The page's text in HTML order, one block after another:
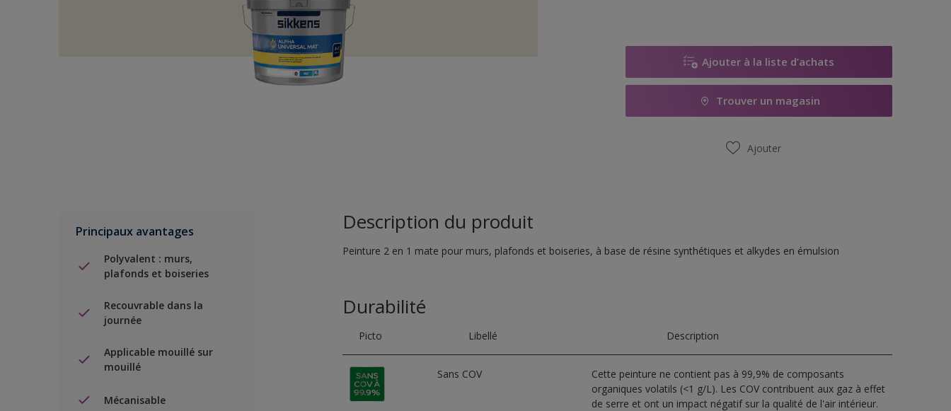
Ajouter à la liste d’achats
Trouver un magasin
Ajouter
Principaux avantages
Polyvalent : murs,
plafonds et boiseries
Recouvrable dans la
journée
Applicable mouillé sur
mouillé
Mécanisable
Description du produit
Peinture 2 en 1 mate pour murs, plafonds et boiseries, à base de résine synthétiques et alkydes en émulsion
Durabilité
Picto Libellé Description
Sans COV
Cette peinture ne contient pas à 99,9% de composants
organiques volatils (<1 g/L). Les COV contribuent aux gaz à effet
de serre et ont un impact négatif sur la qualité de l'air intérieur.